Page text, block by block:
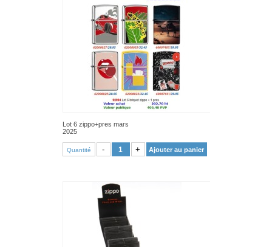
Lot 6 zippo+pres mars
2025
Quantité - + Ajouter au panier